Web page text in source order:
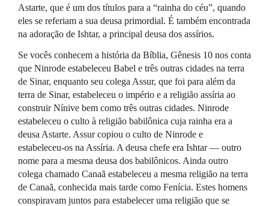
Astarte, que é um dos títulos para a “rainha do céu”, quando
eles se referiam a sua deusa primordial. É também encontrada
na adoração de Ishtar, a principal deusa dos assírios.
Se vocês conhecem a história da Bíblia, Gênesis 10 nos conta
que Ninrode estabeleceu Babel e três outras cidades na terra
de Sinar, enquanto seu colega Assur, que foi para além da
terra de Sinar, estabeleceu o império e a religião assíria ao
construir Nínive bem como três outras cidades. Ninrode
estabeleceu o culto à religião babilônica cuja rainha era a
deusa Astarte. Assur copiou o culto de Ninrode e
estabeleceu-os na Assíria. A deusa chefe era Ishtar — outro
nome para a mesma deusa dos babilônicos. Ainda outro
colega chamado Canaã estabeleceu a mesma religião na terra
de Canaã, conhecida mais tarde como Fenícia. Estes homens
conspiravam juntos para estabelecer uma religião que se